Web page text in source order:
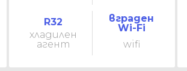
R32
хладилен
агент
вграден
Wi-Fi
wifi